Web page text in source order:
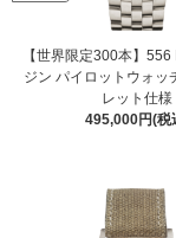
【世界限定300本】
ジン パイロットウォッ
レット仕様
495,000円(税